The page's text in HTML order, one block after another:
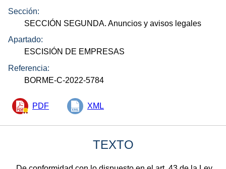
Sección:
SECCIÓN SEGUNDA. Anuncios y avisos legales
Apartado:
ESCISIÓN DE EMPRESAS
Referencia:
BORME-C-2022-5784
PDF XML
TEXTO